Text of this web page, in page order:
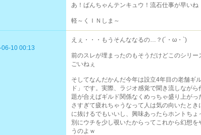
あ！ばんちゃんテンキュウ！流石仕事が早いね
軽～くＩＮしま～
10 00:13
えぇ・・・もうそんななるの…？(´・ω・`)
前のスレが埋まったのもそうだけどこのシリ
ごいねぇ
そしてなんだかんだ今年は設立4年目の老舗ギ
ド」です。実際、ラジオ感覚で聞き流しなが
題が合えばギルド関係なくめっちゃ盛り上が
さすぎて疲れちゃうなって人は気の向いたと
に抜けるでもいいし、興味あったらホントちょ
別にウチを少し覗いたからってこれから幻想
うのよｗ